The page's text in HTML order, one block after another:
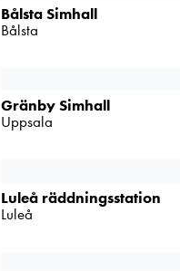
Bålsta Simhall
Bålsta
Gränby Simhall
Uppsala
Luleå räddningsstation
Luleå